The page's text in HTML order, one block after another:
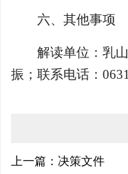
六、其他事项
解读单位：乳
振；联系电话：
上一篇：决策文件